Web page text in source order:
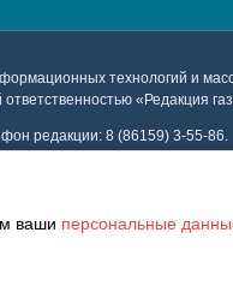
технологий и
«Редакция
редакции: 8 (86159) 3-55-86.
ваши персональные